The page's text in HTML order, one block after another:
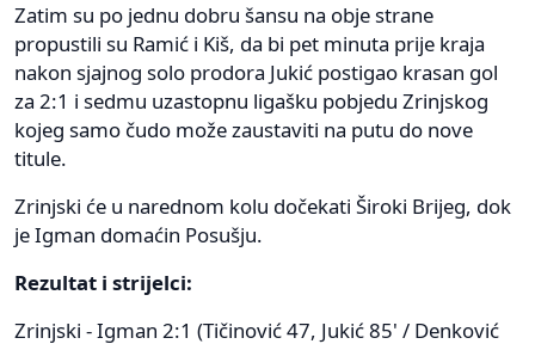
Zatim su po jednu dobru šansu na obje strane
propustili su Ramić i Kiš, da bi pet minuta prije kraja
nakon sjajnog solo prodora Jukić postigao krasan gol
za 2:1 i sedmu uzastopnu ligašku pobjedu Zrinjskog
kojeg samo čudo može zaustaviti na putu do nove
titule.
Zrinjski će u narednom kolu dočekati Široki Brijeg, dok
je Igman domaćin Posušju.
Rezultat i strijelci:
Zrinjski - Igman 2:1 (Tičinović 47, Jukić 85' / Denković